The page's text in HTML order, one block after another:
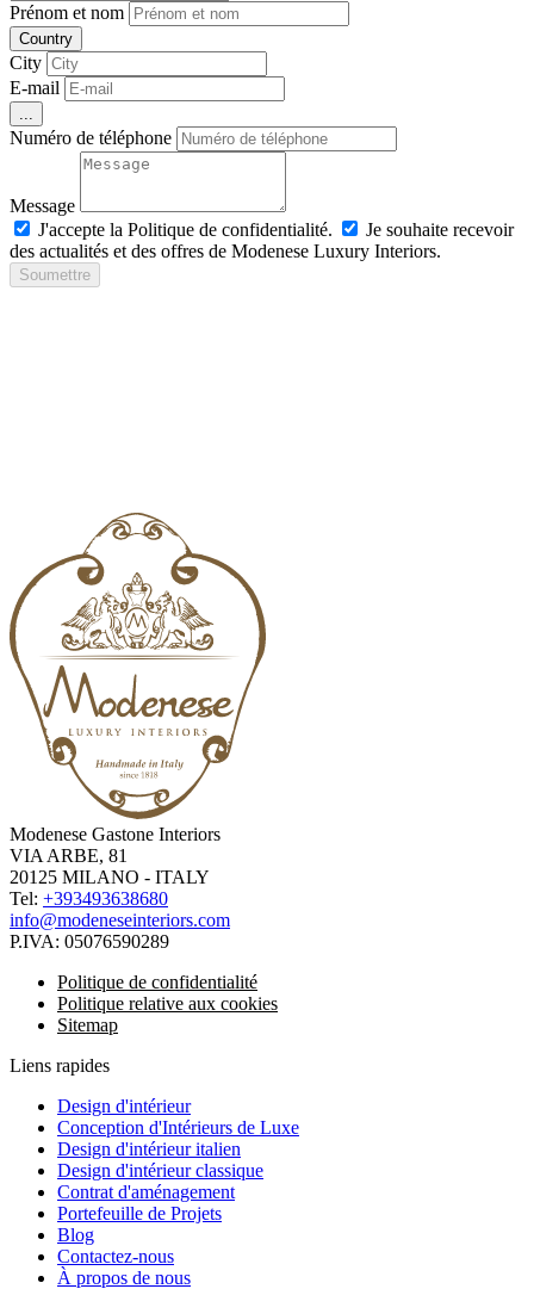
Prénom et nom
Country
City
E-mail
Numéro de téléphone
Message
J'accepte la Politique de confidentialité.
Je souhaite recevoir
des actualités et des offres de Modenese Luxury Interiors.
Soumettre
Modenese Gastone Interiors
VIA ARBE, 81
20125 MILANO - ITALY
Tel: +393493638680
info@modeneseinteriors.com
P.IVA: 05076590289
Politique de confidentialité
Politique relative aux cookies
Sitemap
Liens rapides
Design d'intérieur
Conception d'Intérieurs de Luxe
Design d'intérieur italien
Design d'intérieur classique
Contrat d'aménagement
Portefeuille de Projets
Blog
Contactez-nous
À propos de nous